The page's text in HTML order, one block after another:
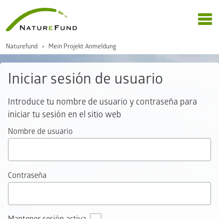
Naturefund Mein Projekt Anmeldung
Iniciar sesión de usuario
Introduce tu nombre de usuario y contraseña para
iniciar tu sesión en el sitio web
Nombre de usuario
Contraseña